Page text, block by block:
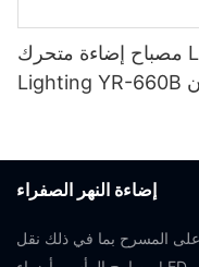
مصباح إضاءة متحرك LED من نوع Yellow River
إضاءة النهر الصفراء
على المسرح بما في ذلك نقل